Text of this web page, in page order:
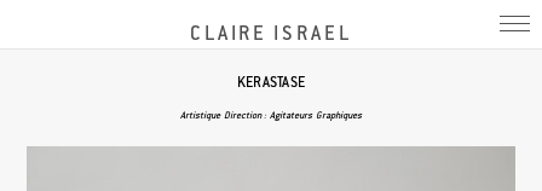
CLAIRE ISRAEL
KERASTASE
Artistique Direction : Agitateurs Graphiques